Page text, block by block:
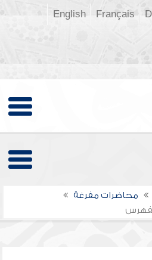
Français
English
محاضرات مفرغة